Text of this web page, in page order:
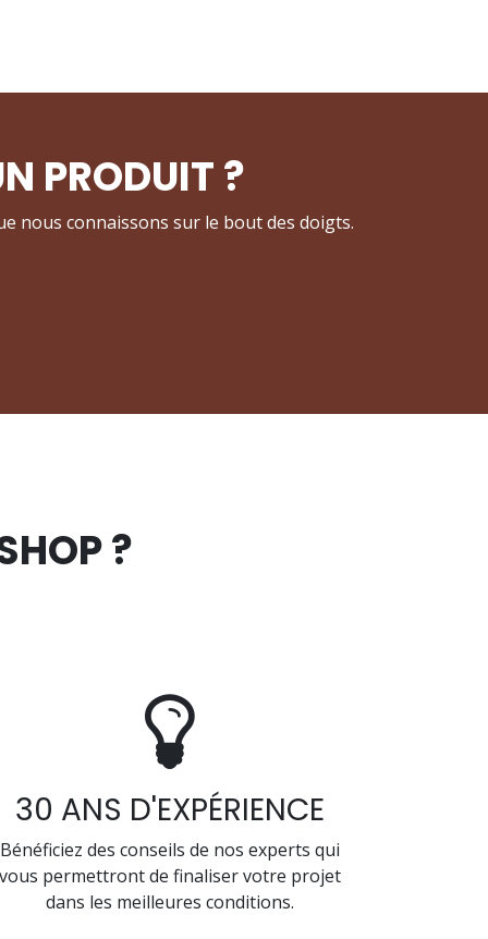
PRODUIT ?
nous connaissons sur le bout des doigts.
?
30 ANS D'EXPÉRIENCE
Bénéficiez des conseils de nos experts qui
vous permettront de finaliser votre projet
dans les meilleures conditions.